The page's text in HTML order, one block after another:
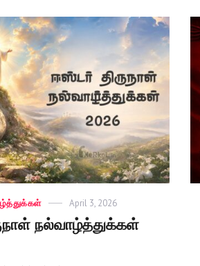
Posted
on
April 3, 2026
நல்வாழ்த்துக்கள்